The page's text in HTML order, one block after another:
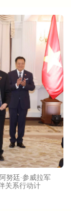
努廷·参威拉军
关系行动计